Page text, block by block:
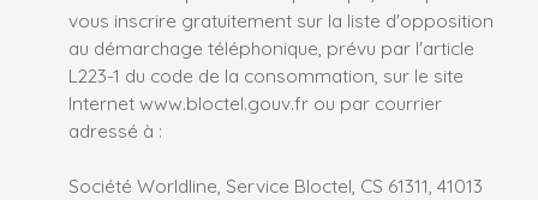
vous inscrire gratuitement sur la liste d'opposition
au démarchage téléphonique, prévu par l'article
L223-1 du code de la consommation, sur le site
Internet www.bloctel.gouv.fr ou par courrier
adressé à :
Société Worldline, Service Bloctel, CS 61311, 41013